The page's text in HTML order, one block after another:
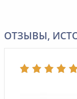
ОТЗЫВЫ,